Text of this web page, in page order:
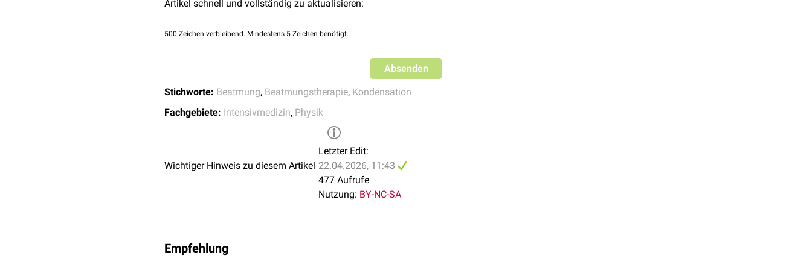
ist.
Fehlalarme verursachen.
Artikel schnell und vollständig zu aktualisieren:
500 Zeichen verbleibend. Mindestens 5 Zeichen benötigt.
Absenden
Stichworte: Beatmung, Beatmungstherapie, Kondensation
Fachgebiete: Intensivmedizin, Physik
Wichtiger Hinweis zu diesem Artikel
Letzter Edit:
22.04.2026, 11:43
477 Aufrufe
Nutzung: BY-NC-SA
Empfehlung